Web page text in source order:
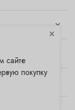
×
сайте
покупку